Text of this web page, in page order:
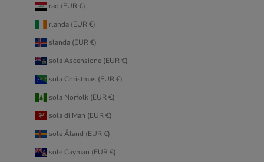
Iraq (EUR €)
Irlanda (EUR €)
Islanda (EUR €)
Isola Ascensione (EUR €)
Isola Christmas (EUR €)
Isola Norfolk (EUR €)
Isola di Man (EUR €)
Isole Åland (EUR €)
Isole Cayman (EUR €)